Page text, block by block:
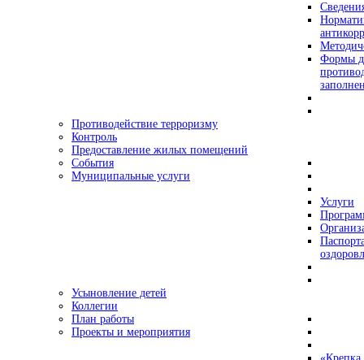
Формы
Противодействие терроризму
Контроль
Предоставление жилых помещений
События
Муниципальные услуги
Услуги
Усыновление детей
Коллегии
План работы
Проекты и мероприятия